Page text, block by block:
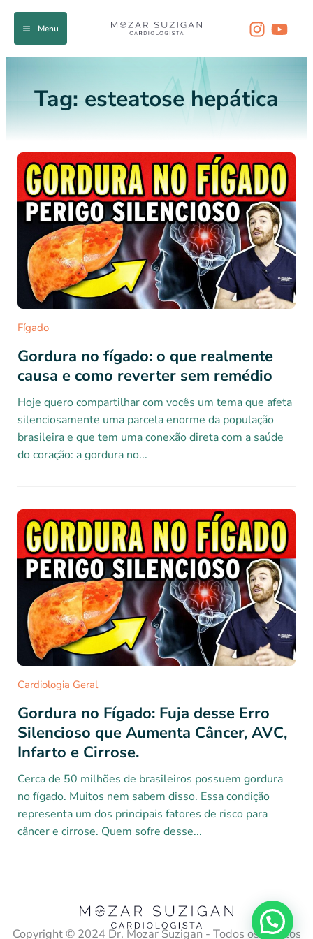
Menu
Tag: esteatose hepática
Fígado
Gordura no fígado: o que realmente
causa e como reverter sem remédio
Hoje quero compartilhar com vocês um tema que afeta
silenciosamente uma parcela enorme da população
brasileira e que tem uma conexão direta com a saúde
do coração: a gordura no...
Cardiologia Geral
Gordura no Fígado: Fuja desse Erro
Silencioso que Aumenta Câncer, AVC,
Infarto e Cirrose.
Cerca de 50 milhões de brasileiros possuem gordura
no fígado. Muitos nem sabem disso. Essa condição
representa um dos principais fatores de risco para
câncer e cirrose. Quem sofre desse...
Copyright ©️ 2024 Dr. Mozar Suzigan - Todos os direitos